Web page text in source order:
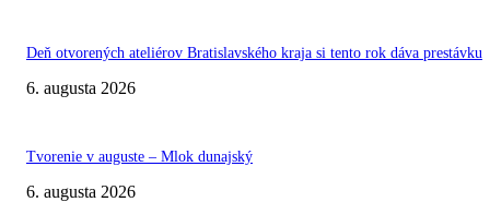
Deň otvorených ateliérov Bratislavského kraja si tento rok dáva prestávku
6. augusta 2026
Tvorenie v auguste – Mlok dunajský
6. augusta 2026